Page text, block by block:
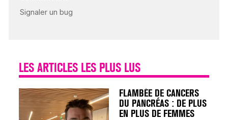
LES ARTICLES LES PLUS LUS
FLAMBÉE DE CANCERS
DU PANCRÉAS : DE PLUS
EN PLUS DE FEMMES